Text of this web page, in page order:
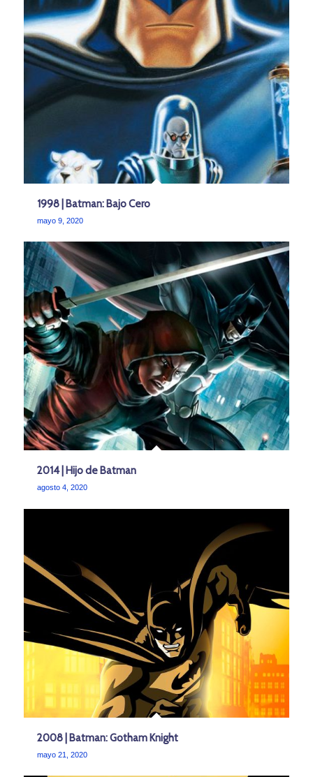
1998 | Batman: Bajo Cero
mayo 9, 2020
2014 | Hijo de Batman
agosto 4, 2020
2008 | Batman: Gotham Knight
mayo 21, 2020